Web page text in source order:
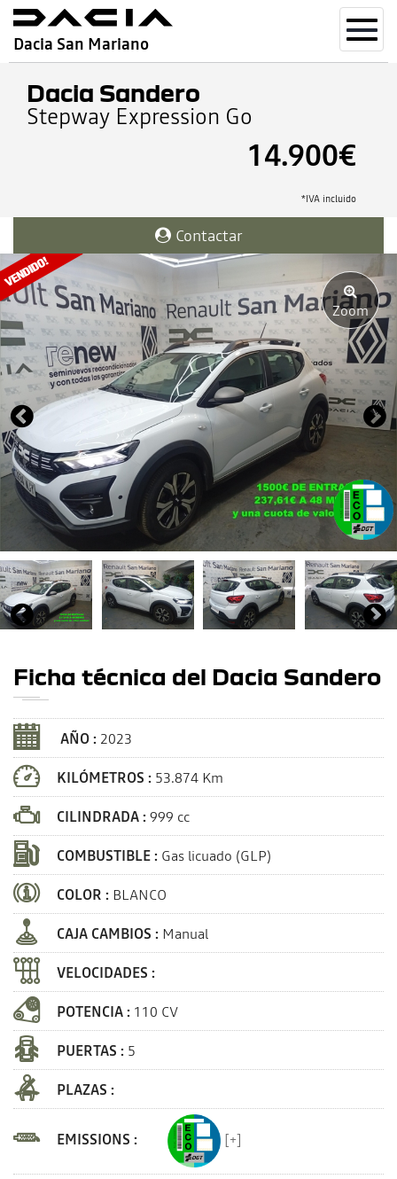
Dacia San Mariano
Dacia Sandero
Stepway Expression Go
14.900€
*IVA incluido
Contactar
Zoom
Ficha técnica del Dacia Sandero
AÑO : 2023
KILÓMETROS : 53.874 Km
CILINDRADA :999 cc
COMBUSTIBLE : Gas licuado (GLP)
COLOR : BLANCO
CAJA CAMBIOS : Manual
VELOCIDADES :
POTENCIA : 110 CV
PUERTAS : 5
PLAZAS :
EMISSIONS : [+]